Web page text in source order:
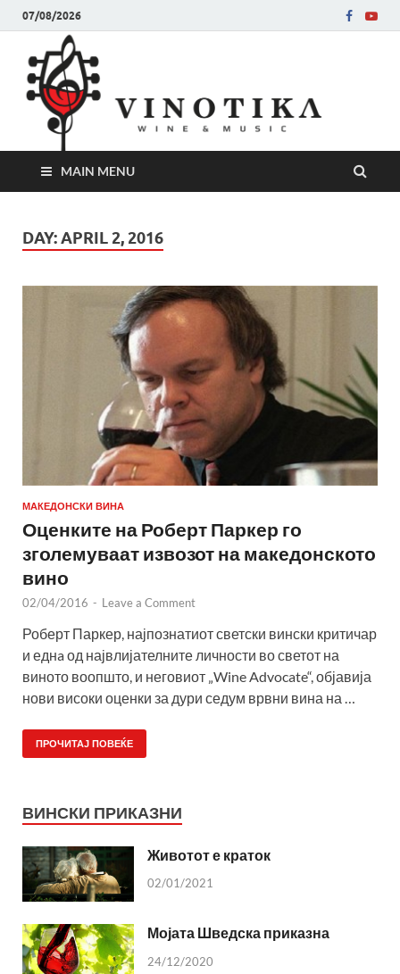
07/08/2026
MAIN MENU
DAY:APRIL 2, 2016
МАКЕДОНСКИ ВИНА
Оценките на Роберт Паркер го
зголемуваат извозот на македонското
вино
02/04/2016 - Leave a Comment
Роберт Паркер, најпознатиот светски вински критичар
и еднa од највлијателните личности во светот на
виното воопшто, и неговиот „Wine Advocate“, објавија
нови високи оценки за дури седум врвни вина на …
ПРОЧИТАЈ ПОВЕЌЕ
ВИНСКИ ПРИКАЗНИ
Животот е краток
02/01/2021
Мојата Шведска приказна
24/12/2020